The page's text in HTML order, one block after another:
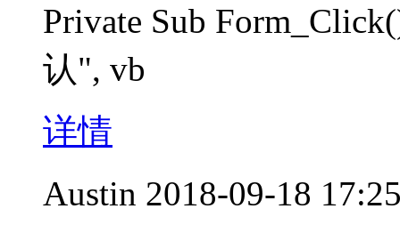
Private Sub
认", vb
详情
Austin 2018-09-18